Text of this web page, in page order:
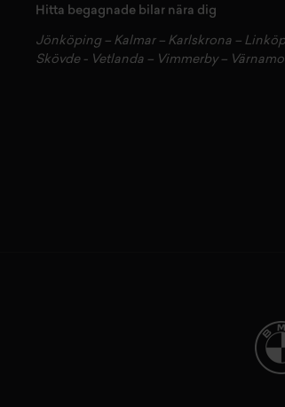
Hitta begagnade bilar nära dig
Jönköping– Kalmar – Karlskrona –
Skövde- Vetlanda – Vimmerby– Värnamo